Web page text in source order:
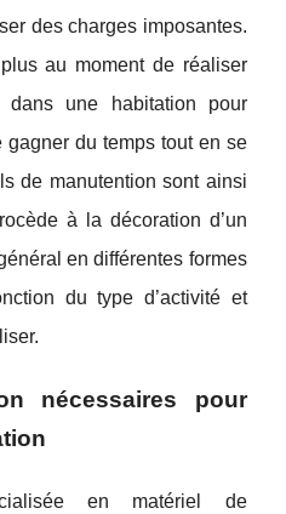
des charges imposantes.
au moment de réaliser
dans une habitation pour
gagner du temps tout en se
de manutention sont ainsi
à la décoration d’un
en différentes formes
du type d’activité et
nécessaires pour
en matériel de